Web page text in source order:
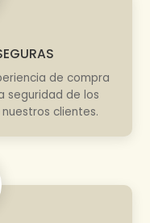
de compra
seguridad de los
clientes.